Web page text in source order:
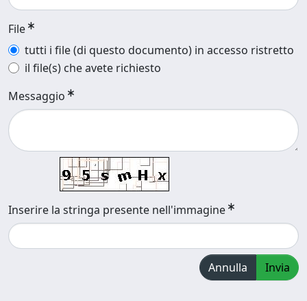
File
tutti i file (di questo documento) in accesso ristretto
il file(s) che avete richiesto
Messaggio
Inserire la stringa presente nell'immagine
Annulla Invia